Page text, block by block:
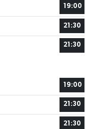
19:00
21:30
21:30
19:00
21:30
21:30